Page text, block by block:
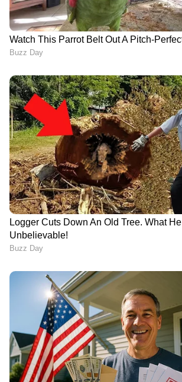
‘മുകുന്ദൻ ഉണ്ണി
ചിത്രത്തിന് ശേഷം അഭിനവ്
സംവിധാനം ചെയ്യുന്ന ഈ
തിരക്കഥ രചിക്കുന്നത് രാമു
കൈകാര്യം ചെയ്യുന്നത്
ഒടുക്കത്തിൽ, സംഗീതം
ബിജോയ്. എഡിറ്റിംഗ്: നിധിൻ
കുട്ടനാട്ടിൽ പ്രളയദുരിതത്തിന്
അറുതിയില്ല;
മടവീഴ്ചയിൽ പലയിടത്തും
വെള്ളക്കെട്ട്
News@1PM | ഒരുമണി വാർത്ത
വിശദമായി | 07 August 2026